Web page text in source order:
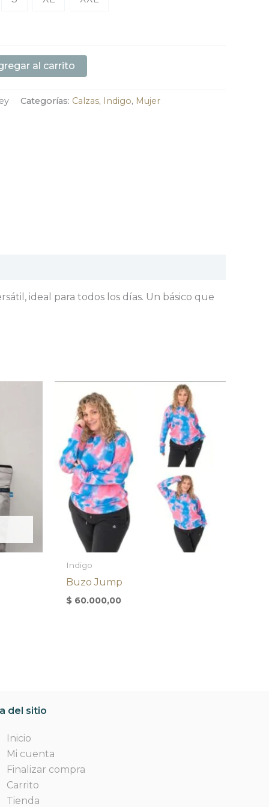
al carrito
Categorías: Calzas, Indigo, Mujer
ideal para todos los días. Un básico que
Indigo
Buzo Jump
$ 60.000,00
del sitio
Inicio
Mi cuenta
Finalizar compra
Carrito
Tienda